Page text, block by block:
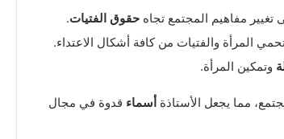
تغيير مفاهيم المجتمع تجاه حقوق الفتيات.
المرأة والفتيات من كافة أشكال الاعتداء.
وتمكين المرأة.
مما يجعل الأستاذة أسماء قدوة في مجال